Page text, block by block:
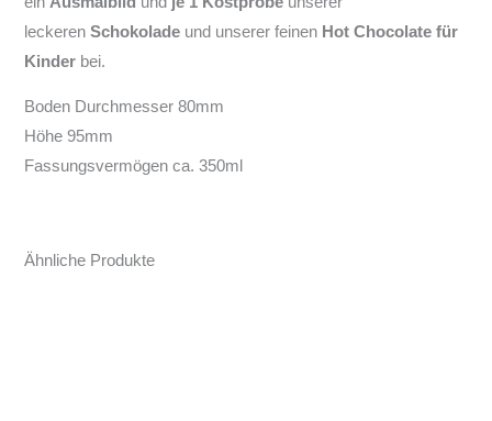
leckerenSchokolade und unserer feinen Hot Chocolate für
Kinder bei.
Boden Durchmesser 80mm
Höhe 95mm
Fassungsvermögen ca. 350ml
Ähnliche Produkte